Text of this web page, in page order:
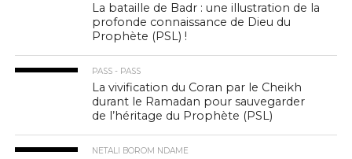
La bataille de Badr : une illustration de la
profonde connaissance de Dieu du
Prophète (PSL) !
PASS - PASS
La vivification du Coran par le Cheikh
durant le Ramadan pour sauvegarder
de l’héritage du Prophète (PSL)
NETALI BOROM NDAME